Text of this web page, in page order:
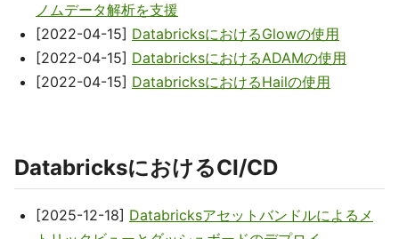
ノムデータ解析を支援
[2022-04-15] DatabricksにおけるGlowの使用
[2022-04-15] DatabricksにおけるADAMの使用
[2022-04-15] DatabricksにおけるHailの使用
DatabricksにおけるCI/CD
[2025-12-18] Databricksアセットバンドルによるメ